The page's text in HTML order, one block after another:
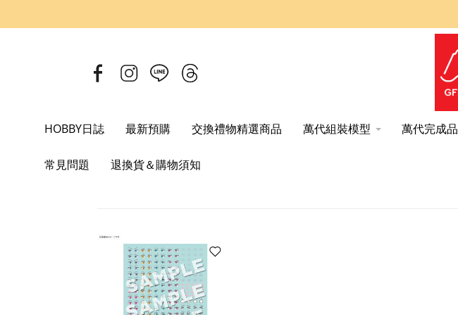
HOBBY日誌 最新預購 交換禮物精選商品 萬代組裝模型 萬代完成品
常見問題 退換貨＆購物須知
Home BANDAI SPIRITS 30MS